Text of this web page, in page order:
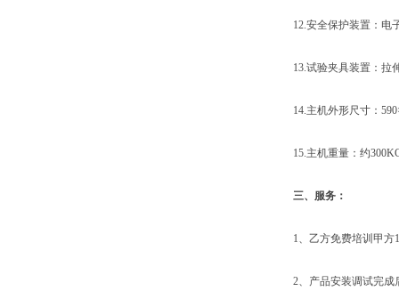
12.安全保护装置：电子
13.试验夹具装置：拉伸
14.主机外形尺寸：
15.主机重量：约
三、服务：
1、乙方免费培训甲方
2、产品安装调试完成后